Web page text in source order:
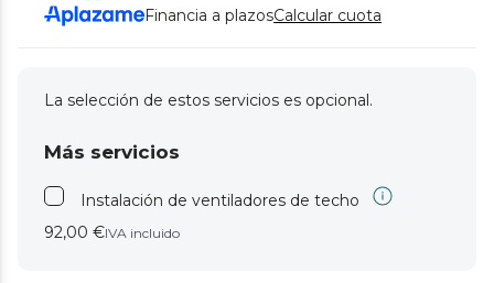
Financia a plazosCalcular cuota
La selección de estos servicios es opcional.
Más servicios
Instalación de ventiladores de techo
92,00 €IVA incluido